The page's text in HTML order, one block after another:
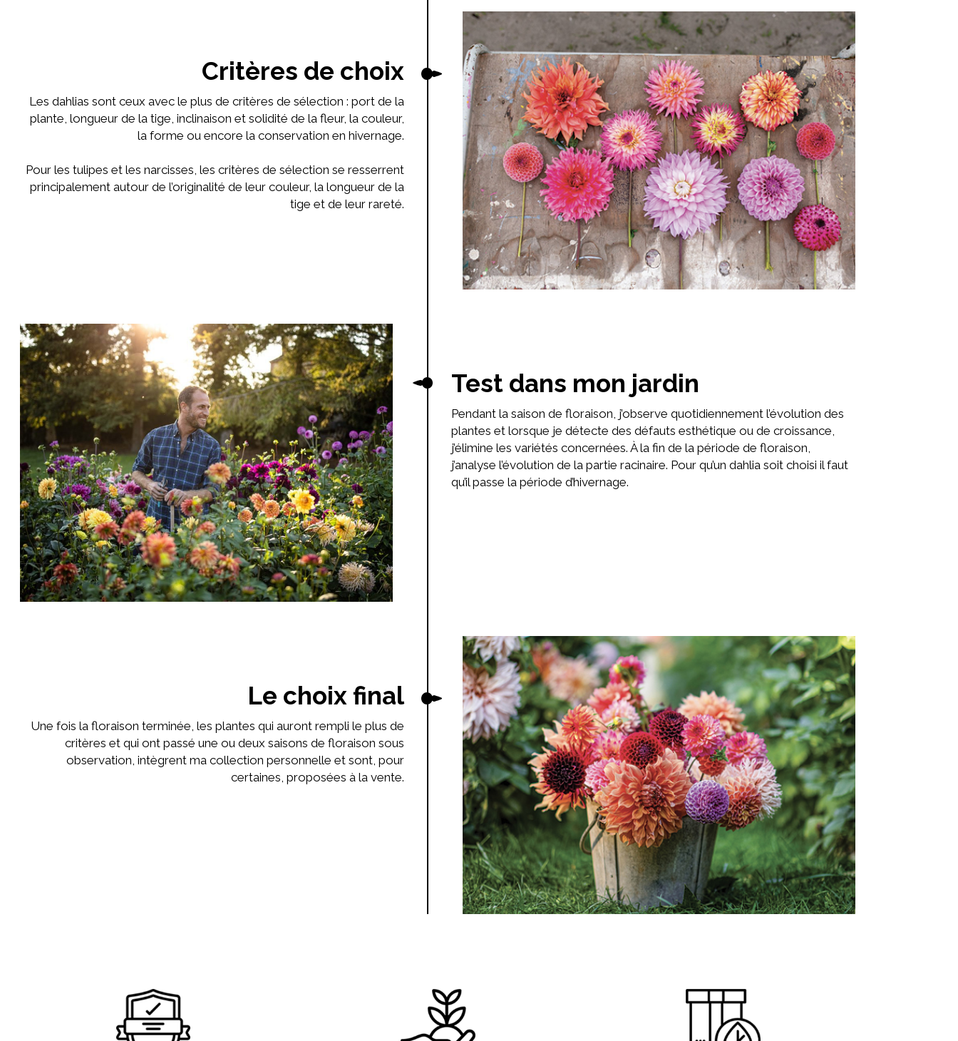
Critères de choix
Les dahlias sont ceux avec le plus de critères de sélection : port de la
plante, longueur de la tige, inclinaison et solidité de la fleur, la couleur,
la forme ou encore la conservation en hivernage.
Pour les tulipes et les narcisses, les critères de sélection se resserrent
principalement autour de l’originalité de leur couleur, la longueur de la
tige et de leur rareté.
Test dans mon jardin
Pendant la saison de floraison, j’observe quotidiennement l’évolution des
plantes et lorsque je détecte des défauts esthétique ou de croissance,
j’élimine les variétés concernées. À la fin de la période de floraison,
j’analyse l’évolution de la partie racinaire. Pour qu’un dahlia soit choisi il faut
qu’il passe la période d’hivernage.
Le choix final
Une fois la floraison terminée, les plantes qui auront rempli le plus de
critères et qui ont passé une ou deux saisons de floraison sous
observation, intègrent ma collection personnelle et sont, pour
certaines, proposées à la vente.